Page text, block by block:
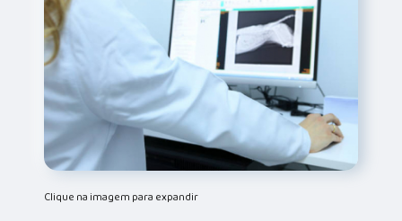
Clique na imagem para expandir